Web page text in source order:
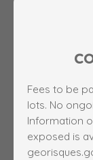
Fees to be
lots. No
Information
exposed is